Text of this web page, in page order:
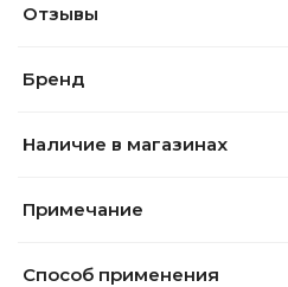
Отзывы
Бренд
Наличие в магазинах
Примечание
Способ применения